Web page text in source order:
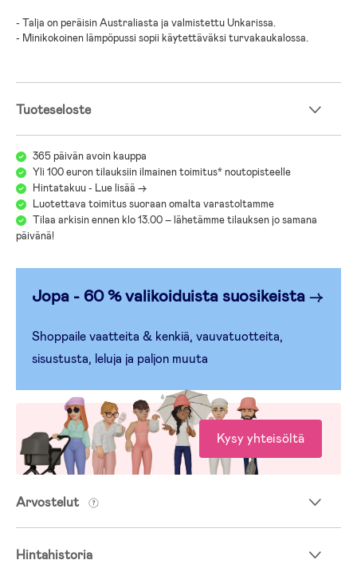
- Talja on peräisin Australiasta ja valmistettu Unkarissa.
- Minikokoinen lämpöpussi sopii käytettäväksi turvakaukalossa.
Tuoteseloste
365 päivän avoin kauppa
Yli 100 euron tilauksiin ilmainen toimitus* noutopisteelle
Hintatakuu - Lue lisää ->
Luotettava toimitus suoraan omalta varastoltamme
Tilaa arkisin ennen klo 13.00 – lähetämme tilauksen jo samana
päivänä!
Jopa - 60 % valikoiduista suosikeista→
Shoppaile vaatteita & kenkiä, vauvatuotteita,
sisustusta, leluja ja paljon muuta
Kysy yhteisöltä
Arvostelut
Hintahistoria